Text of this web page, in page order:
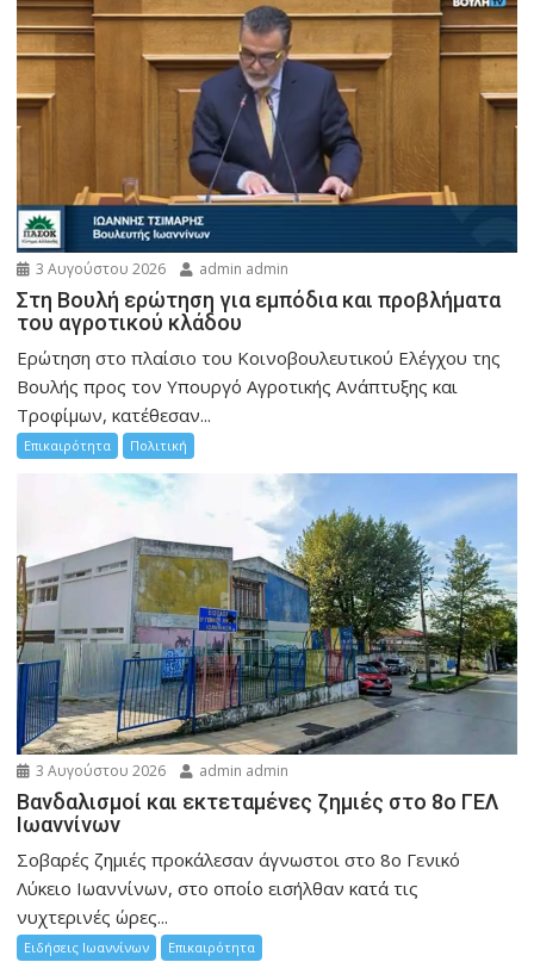
3 Αυγούστου 2026 admin admin
Στη Βουλή ερώτηση για εμπόδια και προβλήματα
του αγροτικού κλάδου
Ερώτηση στο πλαίσιο του Κοινοβουλευτικού Ελέγχου της
Βουλής προς τον Υπουργό Αγροτικής Ανάπτυξης και
Τροφίμων, κατέθεσαν...
Επικαιρότητα Πολιτική
3 Αυγούστου 2026 admin admin
Βανδαλισμοί και εκτεταμένες ζημιές στο 8ο ΓΕΛ
Ιωαννίνων
Σοβαρές ζημιές προκάλεσαν άγνωστοι στο 8ο Γενικό
Λύκειο Ιωαννίνων, στο οποίο εισήλθαν κατά τις
νυχτερινές ώρες...
Ειδήσεις Ιωαννίνων Επικαιρότητα